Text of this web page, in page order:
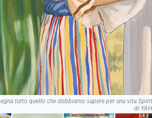
tutto quello che dobbiamo sapere per una vita
di YAH